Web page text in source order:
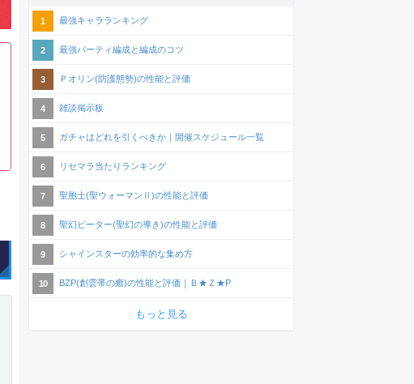
最強キャラランキング
最強パーティ編成と編成のコツ
Ｐオリン(防護態勢)の性能と評価
雑談掲示板
ガチャはどれを引くべきか｜開催スケジュール一覧
リセマラ当たりランキング
聖胞士(聖ウォーマンⅡ)の性能と評価
聖幻ピーター(聖幻の導き)の性能と評価
シャインスターの効率的な集め方
BZP(創雲帯の癒)の性能と評価｜Ｂ★Ｚ★P
もっと見る